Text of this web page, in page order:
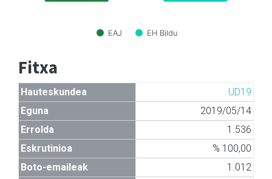
EAJ EH Bildu
Fitxa
Hauteskundea
UD19
Eguna
2019/05/14
Errolda
1.536
Eskrutinioa
% 100,00
Boto-emaileak
1.012